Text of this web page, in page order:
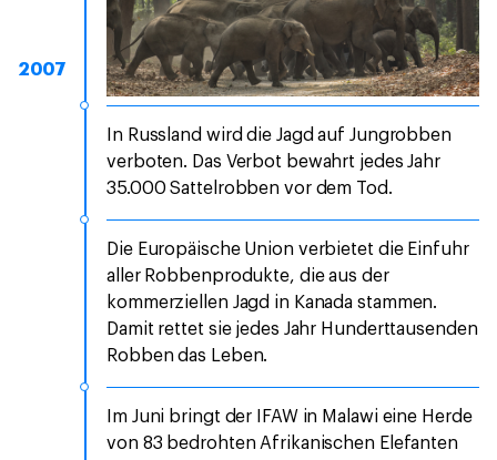
2007
In Russland wird die Jagd auf Jungrobben
verboten. Das Verbot bewahrt jedes Jahr
35.000 Sattelrobben vor dem Tod.
Die Europäische Union verbietet die Einfuhr
aller Robbenprodukte, die aus der
kommerziellen Jagd in Kanada stammen.
Damit rettet sie jedes Jahr Hunderttausenden
Robben das Leben.
Im Juni bringt der IFAW in Malawi eine Herde
von 83 bedrohten Afrikanischen Elefanten